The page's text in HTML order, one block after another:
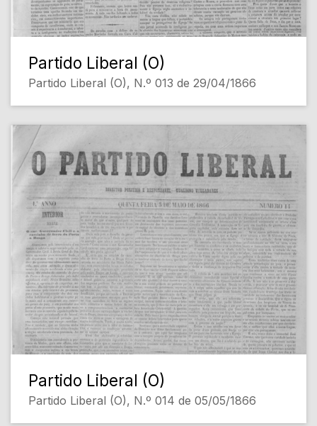
Partido Liberal (O)
Partido Liberal (O), N.º 013 de 29/04/1866
Partido Liberal (O)
Partido Liberal (O), N.º 014 de 05/05/1866